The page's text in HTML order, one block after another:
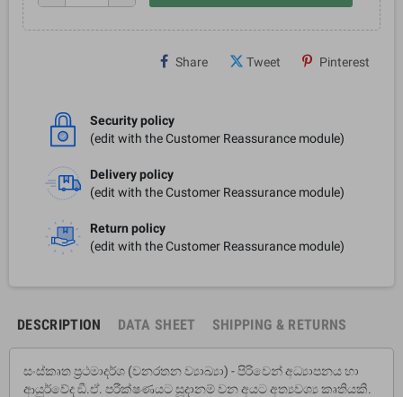
Share Tweet Pinterest
Security policy
(edit with the Customer Reassurance module)
Delivery policy
(edit with the Customer Reassurance module)
Return policy
(edit with the Customer Reassurance module)
DESCRIPTION DATA SHEET SHIPPING & RETURNS
සංස්කෘත ප‍්‍රථමාදර්ශ (වනරතන ව්‍යාඛ්‍යා) - පිරිවෙන් අධ්‍යාපනය හා
ආයුර්වේද ඞී.ඒ. පරීක්ෂණයට සූදානම් වන අයට අත්‍යවශ්‍ය කෘතියකි.